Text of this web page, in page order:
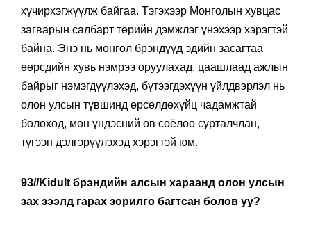
хүчирхэгжүүлж байгаа. Тэгэхээр Монголын хувцас
загварын салбарт төрийн дэмжлэг үнэхээр хэрэгтэй
байна. Энэ нь монгол брэндүүд эдийн засагтаа
өөрсдийн хувь нэмрээ оруулахад, цаашлаад ажлын
байрыг нэмэгдүүлэхэд, бүтээгдэхүүн үйлдвэрлэл нь
олон улсын түвшинд өрсөлдөхүйц чадамжтай
болоход, мөн үндэсний өв соёлоо сурталчлан,
түгээн дэлгэрүүлэхэд хэрэгтэй юм.
93//Kidult брэндийн алсын хараанд олон улсын
зах зээлд гарах зорилго багтсан болов уу?